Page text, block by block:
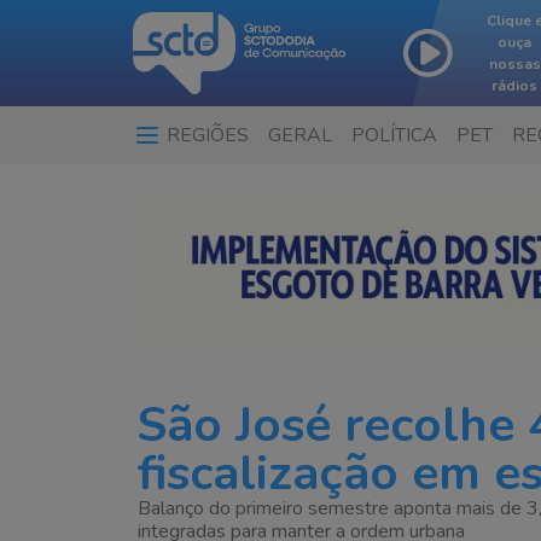
Clique
ouça
nossas
rádios
REGIÕES GERAL POLÍTICA PET
São José
fiscalização em
Balanço do primeiro semestre aponta mais de
integradas para manter a ordem urbana